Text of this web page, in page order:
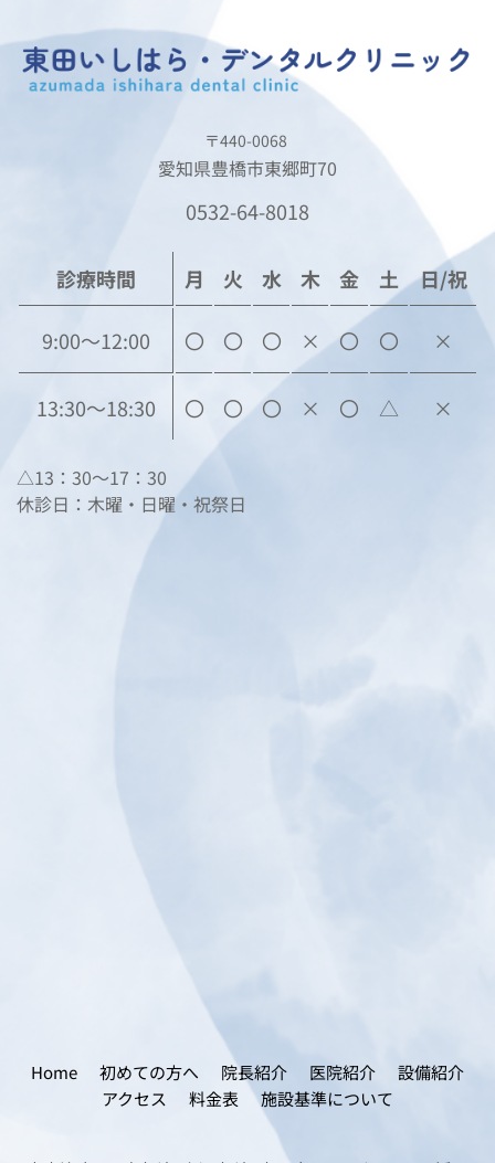
〒440-0068
愛知県豊橋市東郷町70
0532-64-8018
診療時間 月 火 水 木 金 土 日/祝
9:00〜12:00 〇 〇 〇 × 〇 〇 ×
13:30〜18:30 〇 〇 〇 × 〇 △ ×
△13：30～17：30
休診日：木曜・日曜・祝祭日
Home 初めての方へ 院長紹介 医院紹介
設備紹介
アクセス
料金表 施設基準について